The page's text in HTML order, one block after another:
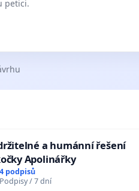
petici.
a humánní řešení
Apolinářky
podpisů
/ 7 dní